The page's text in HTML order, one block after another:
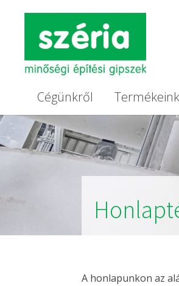
Cégünkről Termékeink
A honlapunkon az